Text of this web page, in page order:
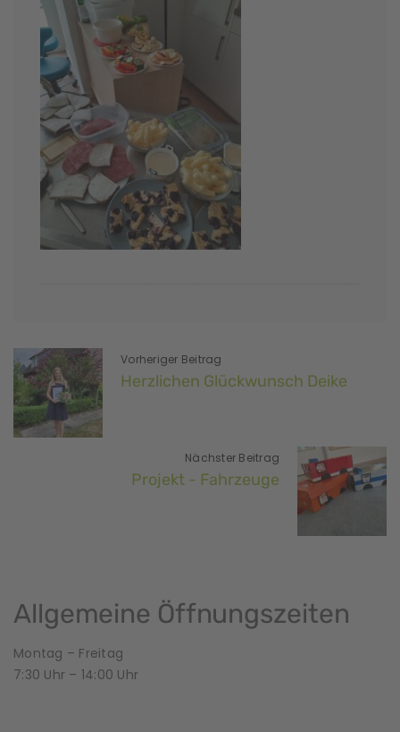
Vorheriger Beitrag
Herzlichen Glückwunsch Deike
Nächster Beitrag
Projekt - Fahrzeuge
Allgemeine Öffnungszeiten
Montag – Freitag
7:30 Uhr – 14:00 Uhr